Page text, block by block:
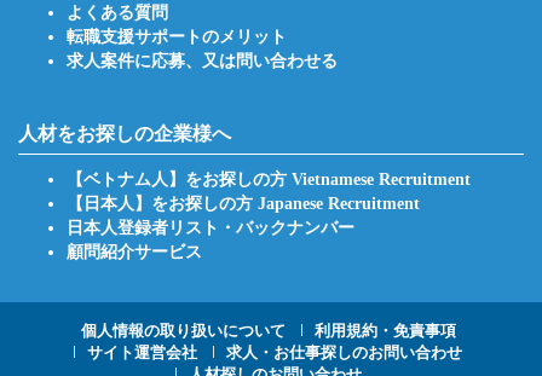
よくある質問
転職支援サポートのメリット
求人案件に応募、又は問い合わせる
人材をお探しの企業様へ
【ベトナム人】をお探しの方 Vietnamese Recruitment
【日本人】をお探しの方 Japanese Recruitment
日本人登録者リスト・バックナンバー
顧問紹介サービス
Footer
個人情報の取り扱いについて
利用規約・免責事項
サイト運営会社
求人・お仕事探しのお問い合わせ